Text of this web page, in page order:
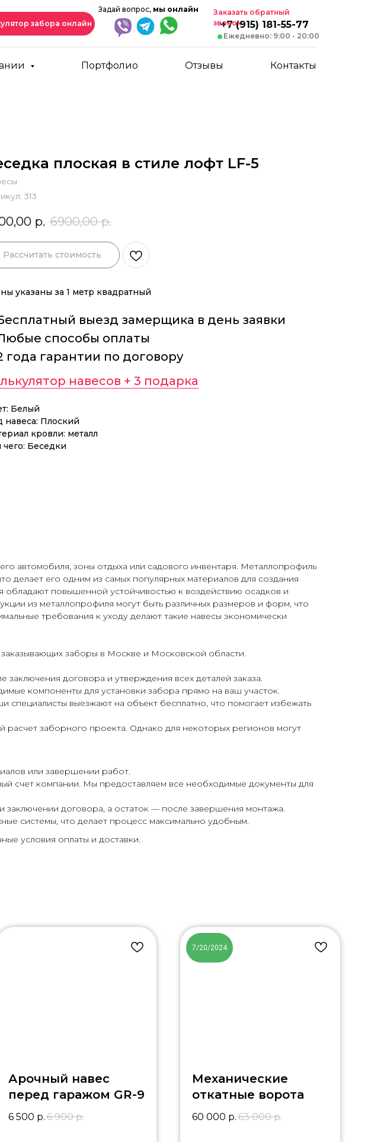
+7 (915) 181-55-77
Заказать обратный
звонок
забора онлайн
Ежедневно: 9:00 - 20:00
Задай вопрос, мы онлайн
Портфолио Отзывы Контакты
плоская в стиле лофт LF-5
313
р. 6900,00 р.
Рассчитать стоимость
указаны за 1 метр квадратный
выезд замерщика в день заявки
способы оплаты
года гарантии по договору
навесов + 3 подарка
Белый
навеса: Плоский
кровли: металл
чего: Беседки
автомобиля, зоны отдыха или садового инвентаря. Металлопрофиль
делает его одним из самых популярных материалов для создания
повышенной устойчивостью к воздействию осадков и
из металлопрофиля могут быть различных размеров и форм, что
требования к уходу делают такие навесы экономически
заборы в Москве и Московской области.
заключения договора и утверждения всех деталей заказа.
компоненты для установки забора прямо на ваш участок.
выезжают на объект бесплатно, что помогает избежать
заборного проекта. Однако для некоторых регионов могут
или завершении работ.
счет компании. Мы предоставляем все необходимые документы для
заключении договора, а остаток — после завершения монтажа.
системы, что делает процесс максимально удобным.
условия оплаты и доставки.
Арочный навес
перед гаражом GR-9
6 500 р. 6 900 р.
7/20/2024
Механические
откатные ворота
60 000 р. 63 000 р.